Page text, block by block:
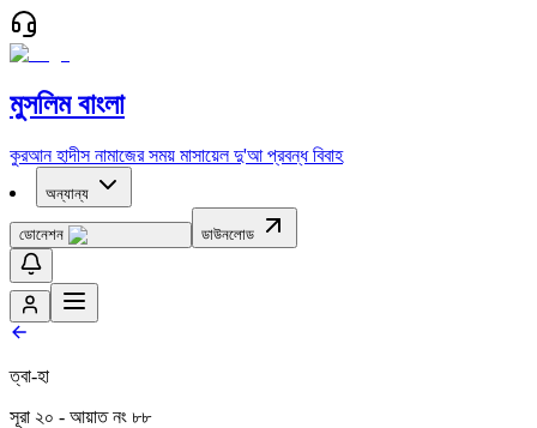
মুসলিম বাংলা
কুরআন হাদীস নামাজের সময় মাসায়েল দু'আ প্রবন্ধ বিবাহ
অন্যান্য
ডোনেশন ডাউনলোড
ত্বা-হা
সূরা ২০ - আয়াত নং ৮৮